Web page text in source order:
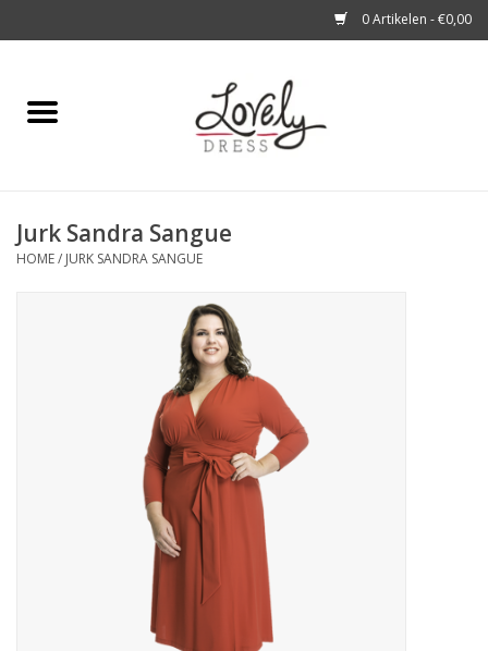
0 Artikelen - €0,00
Home
A story about
Jurk Sandra Sangue
HOME/ JURK SANDRA SANGUE